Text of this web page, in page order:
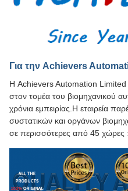
Για την Achievers
Η Achievers Automation Limited
στον τομέα του βιομηχανικού
χρόνια εμπειρίας.Η εταιρεία
συστατικών και οργάνων
σε περισσότερες από 45 χώρες